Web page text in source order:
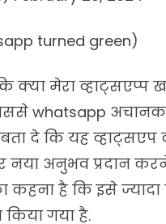
turned green)
मेरा व्हाट्सएप्प
whatsapp
दे कि यह
अनुभव प्रदान
कहना है कि इसे
गया है.